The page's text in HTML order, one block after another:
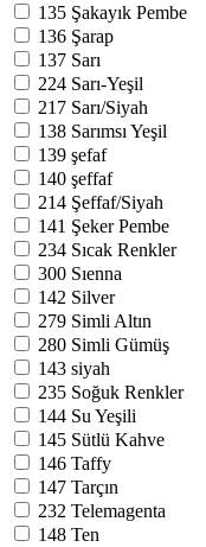
135 Şakayık Pembe
136 Şarap
137 Sarı
224 Sarı-Yeşil
217 Sarı/Siyah
138 Sarımsı Yeşil
139 şefaf
140 şeffaf
214 Şeffaf/Siyah
141 Şeker Pembe
234 Sıcak Renkler
300 Sıenna
142 Silver
279 Simli Altın
280 Simli Gümüş
143 siyah
235 Soğuk Renkler
144 Su Yeşili
145 Sütlü Kahve
146 Taffy
147 Tarçın
232 Telemagenta
148 Ten